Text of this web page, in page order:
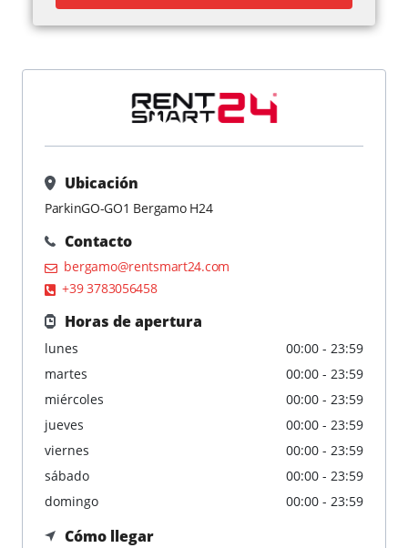
Ubicación
ParkinGO-GO1 Bergamo H24
Contacto
bergamo@rentsmart24.com
+39 3783056458
Horas de apertura
lunes
00:00 - 23:59
martes
00:00 - 23:59
miércoles
00:00 - 23:59
jueves
00:00 - 23:59
viernes
00:00 - 23:59
sábado
00:00 - 23:59
domingo
00:00 - 23:59
Cómo llegar